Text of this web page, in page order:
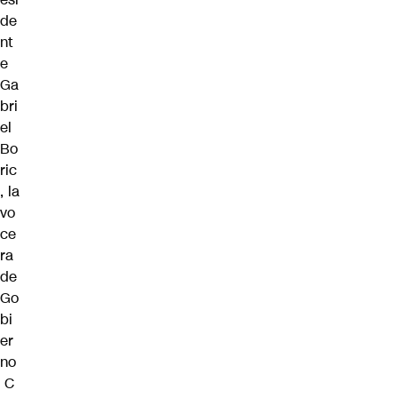
de
nt
e
Ga
bri
el
Bo
ric
, la
vo
ce
ra
de
Go
bi
er
no
C